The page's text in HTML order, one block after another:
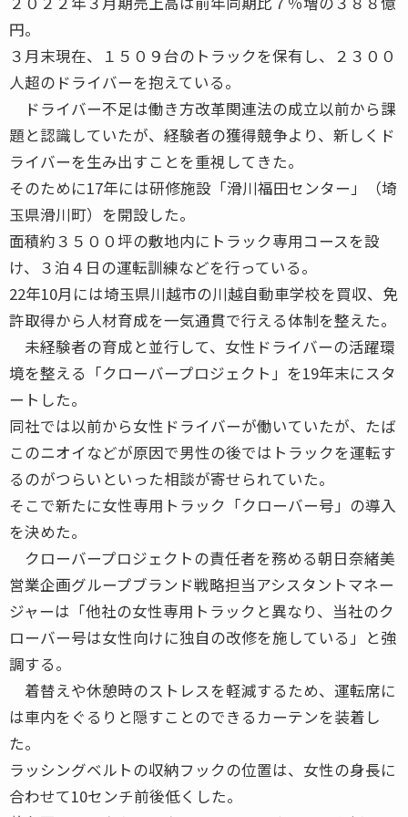
円。
３月末現在、１５０９台のトラックを保有し、２３００
人超のドライバーを抱えている。
ドライバー不足は働き方改革関連法の成立以前から課
題と認識していたが、経験者の獲得競争より、新しくド
ライバーを生み出すことを重視してきた。
そのために17年には研修施設「滑川福田センター」（埼
玉県滑川町）を開設した。
面積約３５００坪の敷地内にトラック専用コースを設
け、３泊４日の運転訓練などを行っている。
22年10月には埼玉県川越市の川越自動車学校を買収、免
許取得から人材育成を一気通貫で行える体制を整えた。
未経験者の育成と並行して、女性ドライバーの活躍環
境を整える「クローバープロジェクト」を19年末にスタ
ートした。
同社では以前から女性ドライバーが働いていたが、たば
このニオイなどが原因で男性の後ではトラックを運転す
るのがつらいといった相談が寄せられていた。
そこで新たに女性専用トラック「クローバー号」の導入
を決めた。
クローバープロジェクトの責任者を務める朝日奈緒美
営業企画グループブランド戦略担当アシスタントマネー
ジャーは「他社の女性専用トラックと異なり、当社のク
ローバー号は女性向けに独自の改修を施している」と強
調する。
着替えや休憩時のストレスを軽減するため、運転席に
は車内をぐるりと隠すことのできるカーテンを装着し
た。
ラッシングベルトの収納フックの位置は、女性の身長に
合わせて10センチ前後低くした。